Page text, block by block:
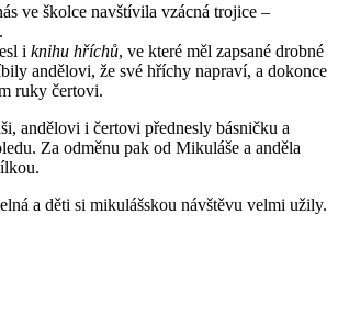
ve školce navštívila vzácná trojice –
i knihu hříchů, ve které měl zapsané drobné
andělovi, že své hříchy napraví, a dokonce
ruky čertovi.
andělovi i čertovi přednesly básničku a
Za odměnu pak od Mikuláše a anděla
a děti si mikulášskou návštěvu velmi užily.